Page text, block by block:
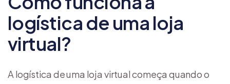
logística de uma loja
virtual?
A logística de uma loja virtual começa quando o